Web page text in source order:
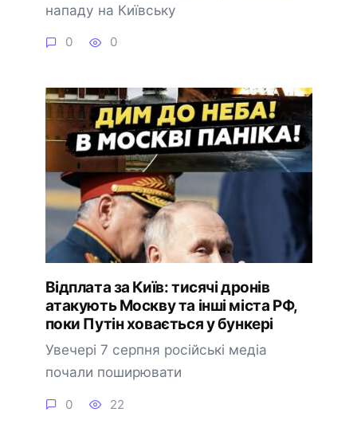
нападу на Київську
0 0
Відплата за Київ: тисячі дронів
атакують Москву та інші міста РФ,
поки Путін ховається у бункері
Увечері 7 серпня російські медіа
почали поширювати
0 22